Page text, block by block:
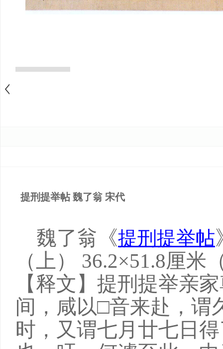
提刑提举帖 魏了翁 宋代
魏了翁《提刑提举帖
（上） 36.2×51.8厘
【释文】提刑提举亲
间，咸以□音来赴，谓
时，又谓七月廿七日